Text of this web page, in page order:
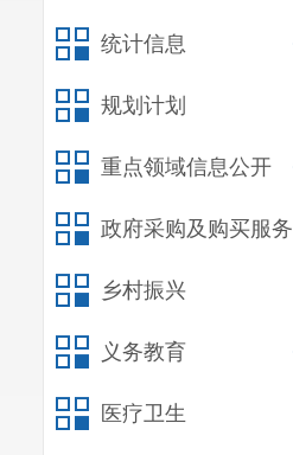
统计信息
规划计划
重点领域信息公开
政府采购及购买服务
乡村振兴
义务教育
医疗卫生